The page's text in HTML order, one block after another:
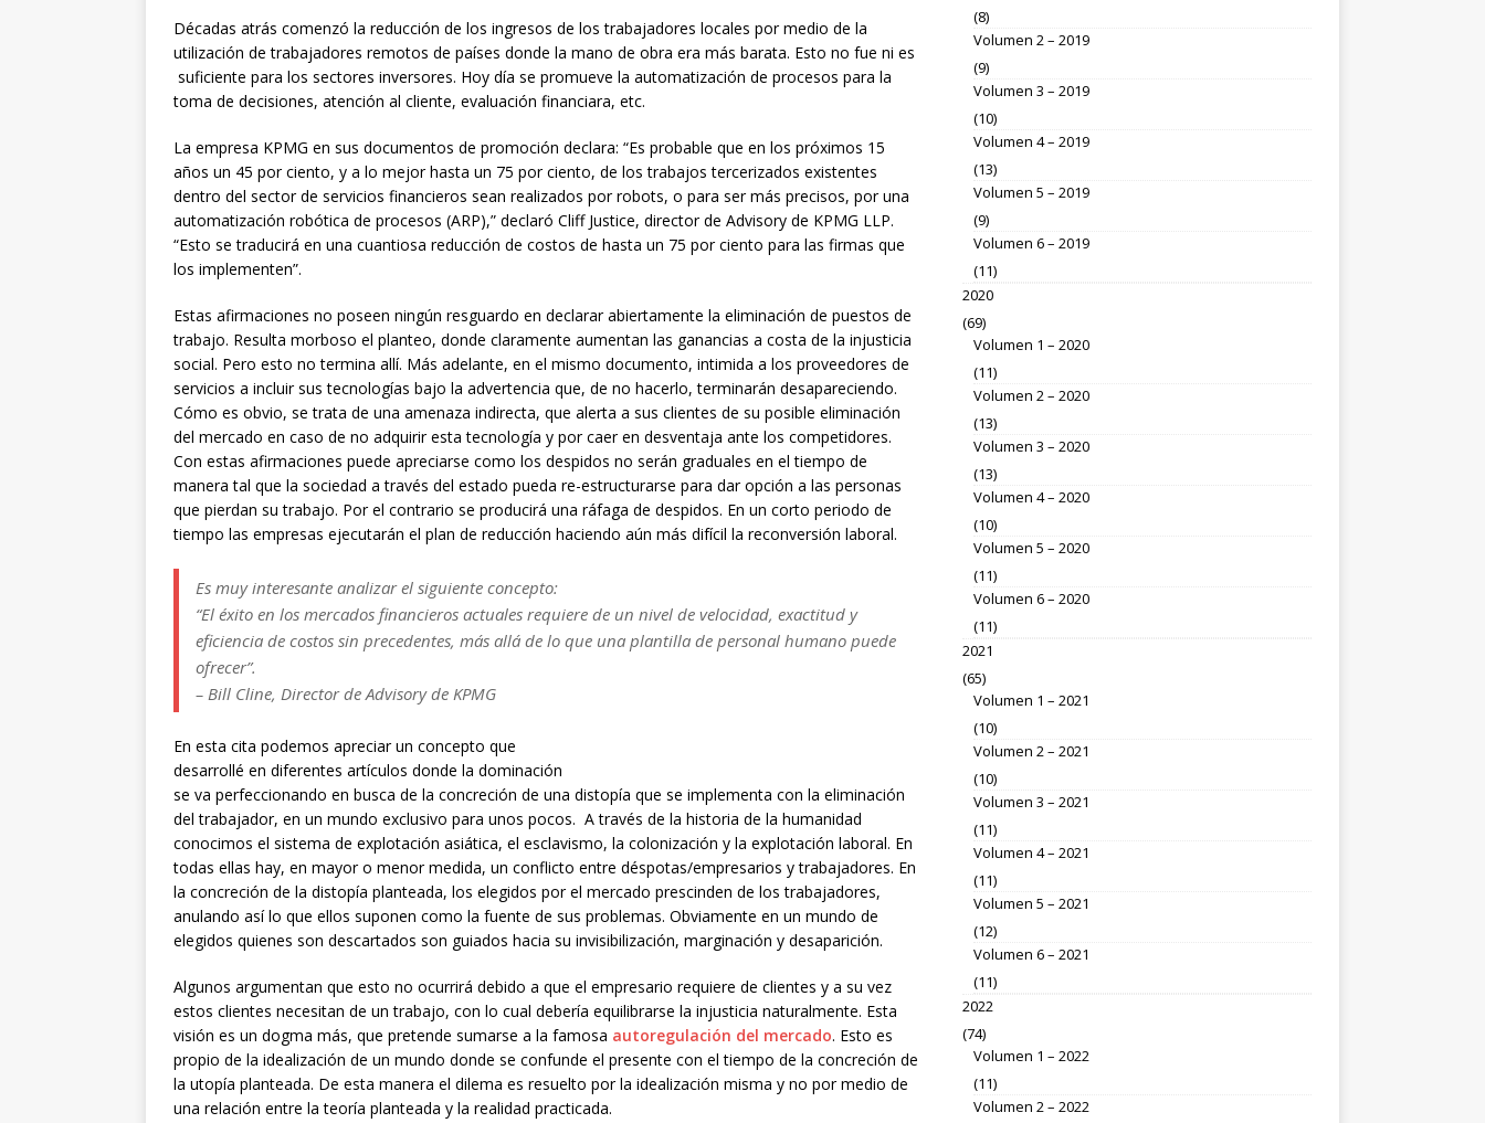
Décadas atrás comenzó la reducción de los ingresos de los trabajadores locales por medio de la
utilización de trabajadores remotos de países donde la mano de obra era más barata. Esto no fue ni es
suficiente para los sectores inversores. Hoy día se promueve la automatización de procesos para la
toma de decisiones, atención al cliente, evaluación financiara, etc.
La empresa KPMG en sus documentos de promoción declara: “Es probable que en los próximos 15
años un 45 por ciento, y a lo mejor hasta un 75 por ciento, de los trabajos tercerizados existentes
dentro del sector de servicios finan­cieros sean realizados por robots, o para ser más preci­sos, por una
automatización robótica de procesos (ARP),” declaró Cliff Justice, director de Advisory de KPMG LLP.
“Esto se traducirá en una cuantiosa reducción de costos de hasta un 75 por ciento para las firmas que
los implementen”.
Estas afirmaciones no poseen ningún resguardo en declarar abiertamente la eliminación de puestos de
trabajo. Resulta morboso el planteo, donde claramente aumentan las ganancias a costa de la injusticia
social. Pero esto no termina allí. Más adelante, en el mismo documento, intimida a los proveedores de
servicios a incluir sus tecnologías bajo la advertencia que, de no hacerlo, terminarán desapareciendo.
Cómo es obvio, se trata de una amenaza indirecta, que alerta a sus clientes de su posible eliminación
del mercado en caso de no adquirir esta tecnología y por caer en desventaja ante los competidores.
Con estas afirmaciones puede apreciarse como los despidos no serán graduales en el tiempo de
manera tal que la sociedad a través del estado pueda re-estructurarse para dar opción a las personas
que pierdan su trabajo. Por el contrario se producirá una ráfaga de despidos. En un corto periodo de
tiempo las empresas ejecutarán el plan de reducción haciendo aún más difícil la reconversión laboral.
Es muy interesante analizar el siguiente concepto:
“El éxito en los mercados financieros actuales requiere de un nivel de veloci­dad, exactitud y
eficiencia de costos sin precedentes, más allá de lo que una plantilla de personal humano puede
ofrecer”.
– Bill Cline, Director de Advisory de KPMG
En esta cita podemos apreciar un concepto que
desarrollé en diferentes artículos donde la dominación
se va perfeccionando en busca de la concreción de una distopía que se implementa con la eliminación
del trabajador, en un mundo exclusivo para unos pocos. A través de la historia de la humanidad
conocimos el sistema de explotación asiática, el esclavismo, la colonización y la explotación laboral. En
todas ellas hay, en mayor o menor medida, un conflicto entre déspotas/empresarios y trabajadores. En
la concreción de la distopía planteada, los elegidos por el mercado prescinden de los trabajadores,
anulando así lo que ellos suponen como la fuente de sus problemas. Obviamente en un mundo de
elegidos quienes son descartados son guiados hacia su invisibilización, marginación y desaparición.
Algunos argumentan que esto no ocurrirá debido a que el empresario requiere de clientes y a su vez
estos clientes necesitan de un trabajo, con lo cual debería equilibrarse la injusticia naturalmente. Esta
visión es un dogma más, que pretende sumarse a la famosa autoregulación del mercado. Esto es
propio de la idealización de un mundo donde se confunde el presente con el tiempo de la concreción de
la utopía planteada. De esta manera el dilema es resuelto por la idealización misma y no por medio de
una relación entre la teoría planteada y la realidad practicada.
(8)
Volumen 2 – 2019
(9)
Volumen 3 – 2019
(10)
Volumen 4 – 2019
(13)
Volumen 5 – 2019
(9)
Volumen 6 – 2019
(11)
2020
(69)
Volumen 1 – 2020
(11)
Volumen 2 – 2020
(13)
Volumen 3 – 2020
(13)
Volumen 4 – 2020
(10)
Volumen 5 – 2020
(11)
Volumen 6 – 2020
(11)
2021
(65)
Volumen 1 – 2021
(10)
Volumen 2 – 2021
(10)
Volumen 3 – 2021
(11)
Volumen 4 – 2021
(11)
Volumen 5 – 2021
(12)
Volumen 6 – 2021
(11)
2022
(74)
Volumen 1 – 2022
(11)
Volumen 2 – 2022